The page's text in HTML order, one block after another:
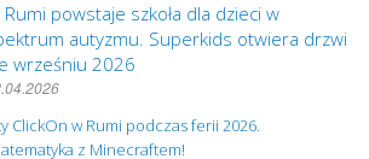
Rumi powstaje szkoła dla dzieci w
autyzmu. Superkids otwiera drzwi
wrześniu 2026
ClickOn w Rumi podczas ferii 2026.
z Minecraftem!